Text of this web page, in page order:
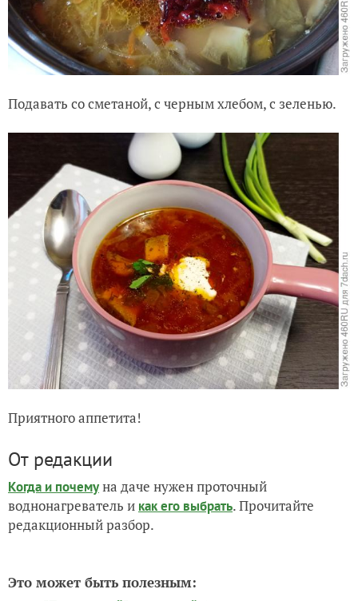
Подавать со сметаной, с черным хлебом, с зеленью.
Приятного аппетита!
От редакции
Когда и почемуна даче нужен проточный
воднонагреватель и как его выбрать. Прочитайте
редакционный разбор.
Это может быть полезным: